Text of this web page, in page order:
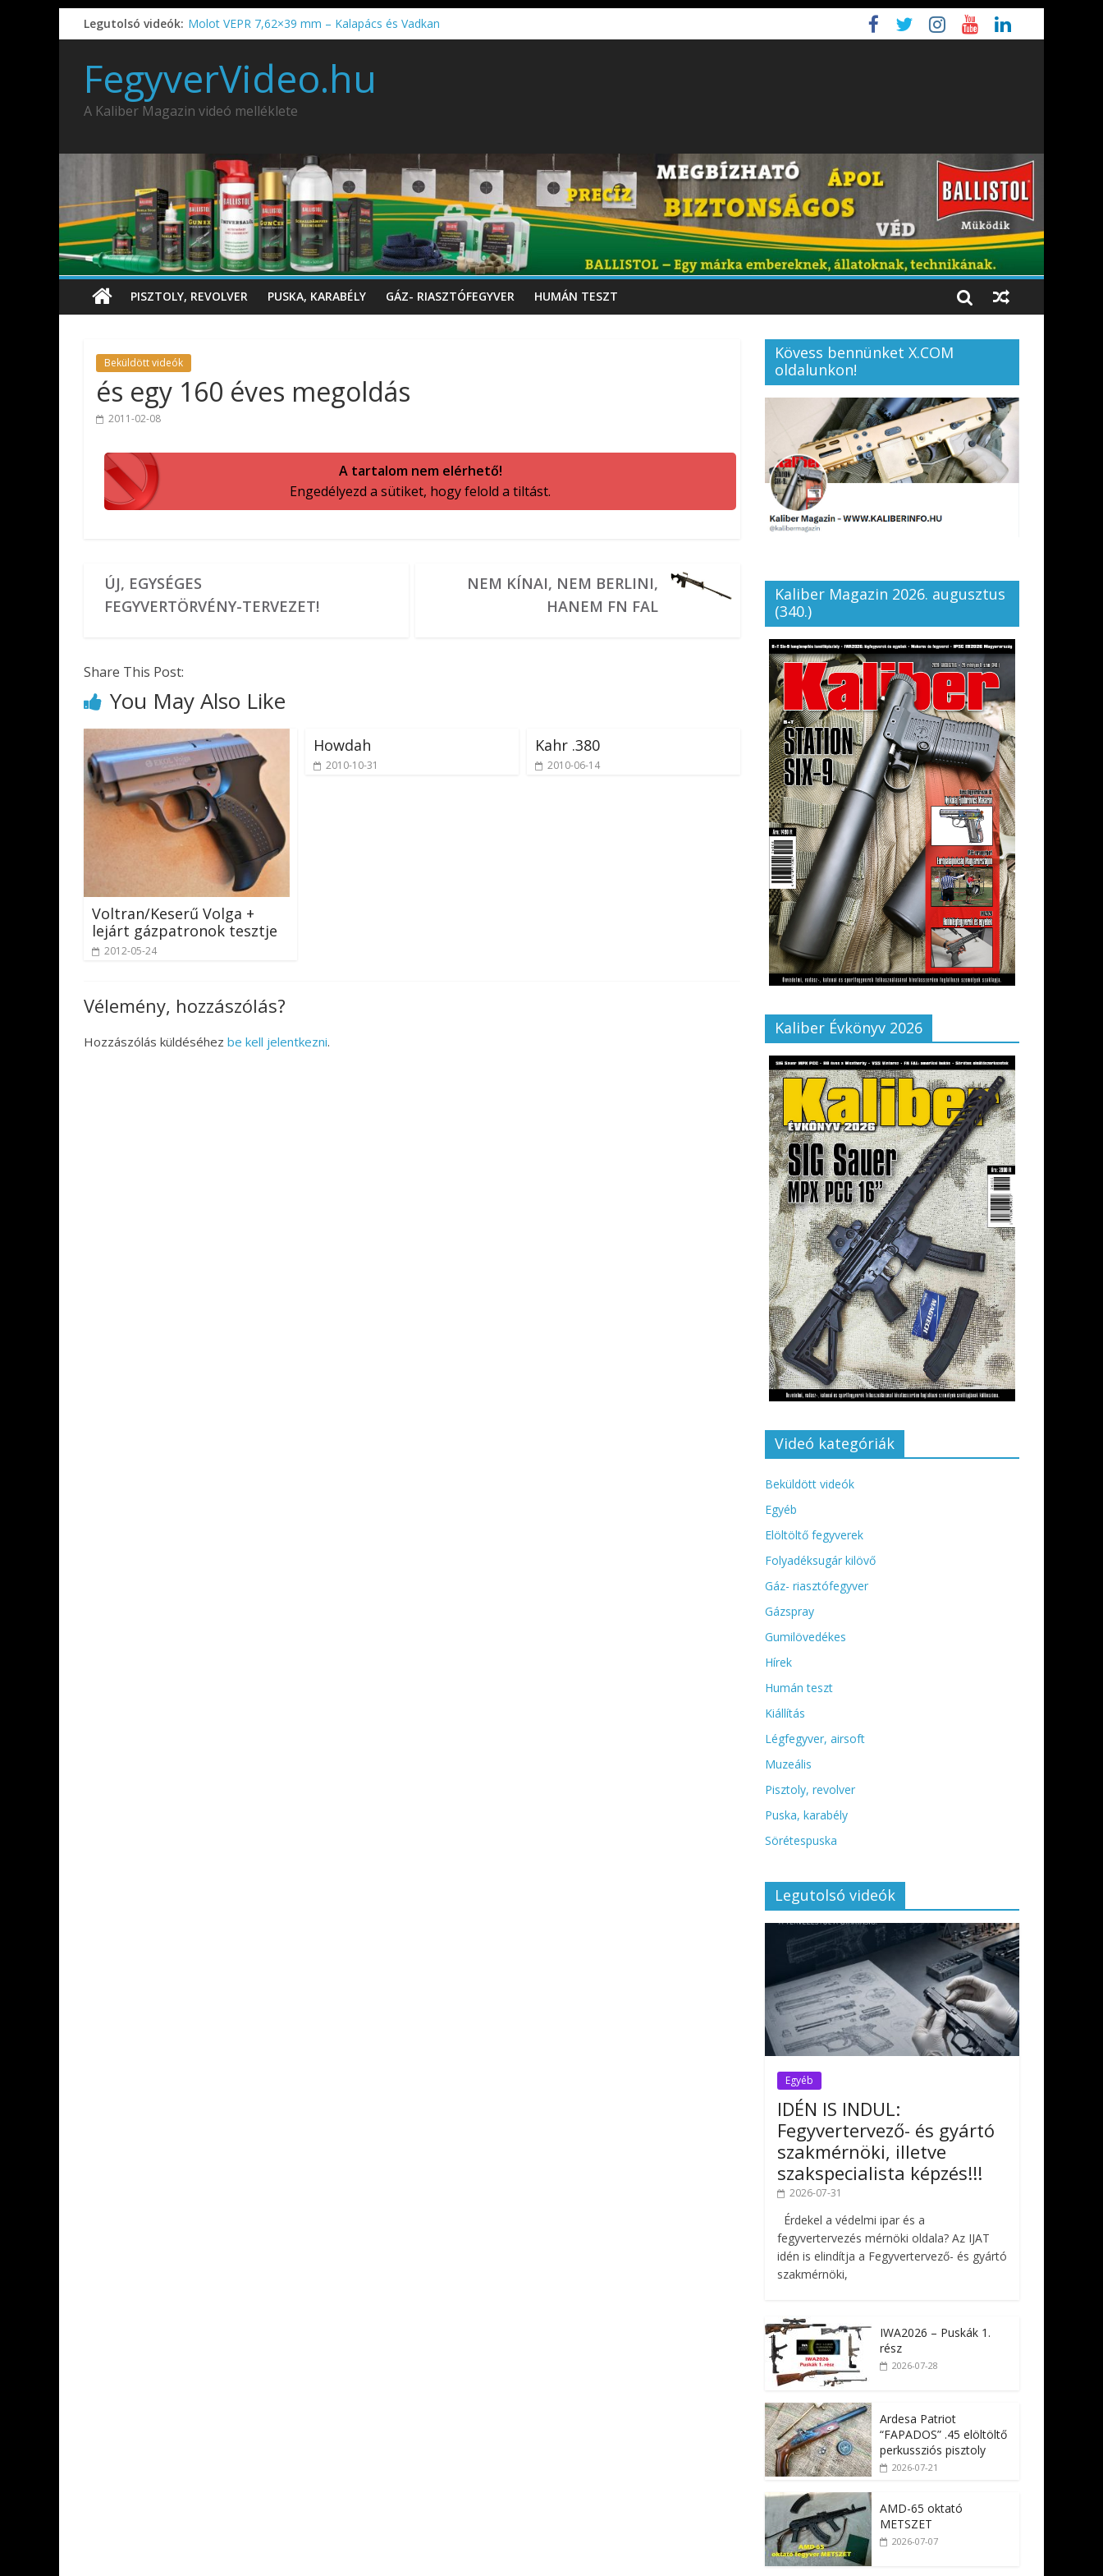
Legutolsó videók: Molot VEPR 7,62×39 mm – Kalapács és Vadkan
IDÉN IS INDUL: Fegyvertervező- és gyártó szakmérnöki, illetve szakspecialista képzés!!!
IWA2026 – Puskák 1. rész
Ardesa Patriot “FAPADOS” .45 elöltöltő perkussziós pisztoly
AMD-65 oktató METSZET
FegyverVideo.hu
A Kaliber Magazin videó melléklete
PISZTOLY, REVOLVER PUSKA, KARABÉLY GÁZ- RIASZTÓFEGYVER HUMÁN TESZT
Beküldött videók
és egy 160 éves megoldás
2011-02-08
A tartalom nem elérhető!
Engedélyezd a sütiket, hogy felold a tiltást.
ÚJ, EGYSÉGES
FEGYVERTÖRVÉNY-TERVEZET!
NEM KÍNAI, NEM BERLINI,
HANEM FN FAL
Share This Post:
You May Also Like
Voltran/Keserű Volga +
lejárt gázpatronok tesztje
2012-05-24
Howdah
2010-10-31
Kahr .380
2010-06-14
Vélemény, hozzászólás?
Hozzászólás küldéséhez be kell jelentkezni.
Kövess bennünket X.COM
oldalunkon!
Kaliber Magazin 2026. augusztus
(340.)
Kaliber Évkönyv 2026
Videó kategóriák
Beküldött videók
Egyéb
Elöltöltő fegyverek
Folyadéksugár kilövő
Gáz- riasztófegyver
Gázspray
Gumilövedékes
Hírek
Humán teszt
Kiállítás
Légfegyver, airsoft
Muzeális
Pisztoly, revolver
Puska, karabély
Sörétespuska
Legutolsó videók
Egyéb
IDÉN IS INDUL:
Fegyvertervező- és gyártó
szakmérnöki, illetve
szakspecialista képzés!!!
2026-07-31
Érdekel a védelmi ipar és a
fegyvertervezés mérnöki oldala? Az IJAT
idén is elindítja a Fegyvertervező- és gyártó
szakmérnöki,
IWA2026 – Puskák 1.
rész
2026-07-28
Ardesa Patriot
“FAPADOS” .45 elöltöltő
perkussziós pisztoly
2026-07-21
AMD-65 oktató
METSZET
2026-07-07